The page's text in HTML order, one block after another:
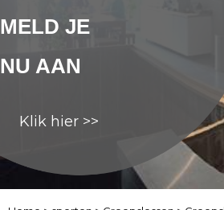
MELD JE
NU AAN
Klik hier >>